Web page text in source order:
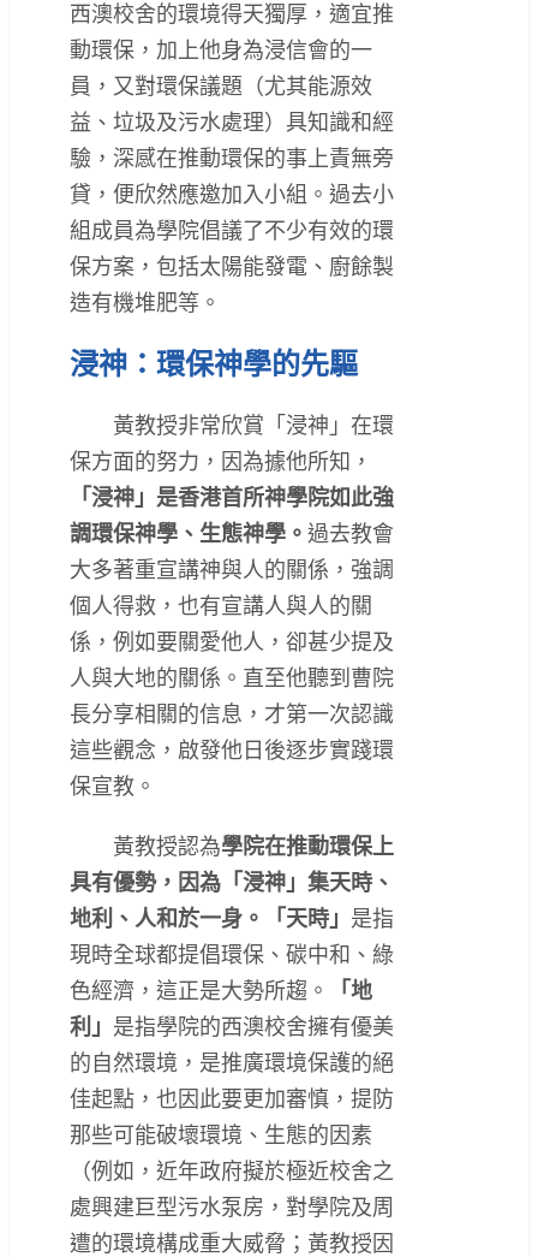
西澳校舍的環境得天獨厚，適宜推
動環保，加上他身為浸信會的一
員，又對環保議題（尤其能源效
益、垃圾及污水處理）具知識和經
驗，深感在推動環保的事上責無旁
貸，便欣然應邀加入小組。過去小
組成員為學院倡議了不少有效的環
保方案，包括太陽能發電、廚餘製
造有機堆肥等。
浸神：環保神學的先驅
黃教授非常欣賞「浸神」在環
保方面的努力，因為據他所知，
「浸神」是香港首所神學院如此強
調環保神學、生態神學。 過去教會
大多著重宣講神與人的關係，強調
個人得救，也有宣講人與人的關
係，例如要關愛他人，卻甚少提及
人與大地的關係。直至他聽到曹院
長分享相關的信息，才第一次認識
這些觀念，啟發他日後逐步實踐環
保宣教。
黃教授認為學院在推動環保上
具有優勢，因為「浸神」集天時、
地利、人和於一身。「天時」 是指
現時全球都提倡環保、碳中和、綠
色經濟，這正是大勢所趨。
「地
利」 是指學院的西澳校舍擁有優美
的自然環境，是推廣環境保護的絕
佳起點，也因此要更加審慎，提防
那些可能破壞環境、生態的因素
（例如，近年政府擬於極近校舍之
處興建巨型污水泵房，對學院及周
遭的環境構成重大威脅；黃教授因